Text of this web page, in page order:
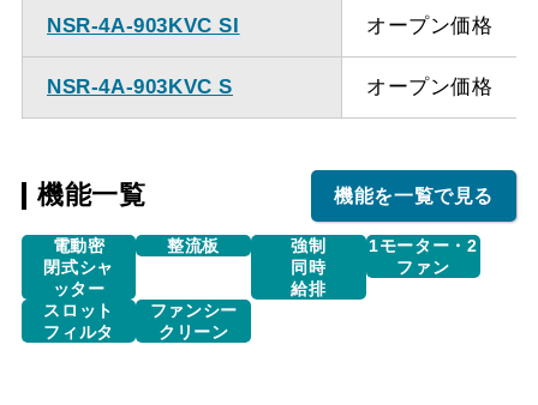
NSR-4A-903KVC SI オープン価格
NSR-4A-903KVC S オープン価格
機能一覧 機能を一覧で見る
電動密
閉式シャ
ッター
整流板
強制
同時
給排
1モーター・2
ファン
スロット
フィルタ
ファンシー
クリーン